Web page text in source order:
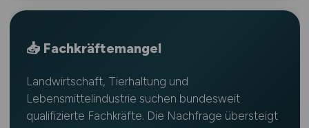
📥 Fachkräftemangel
Landwirtschaft, Tierhaltung und
Lebensmittelindustrie suchen bundesweit
qualifizierte Fachkräfte. Die Nachfrage übersteigt